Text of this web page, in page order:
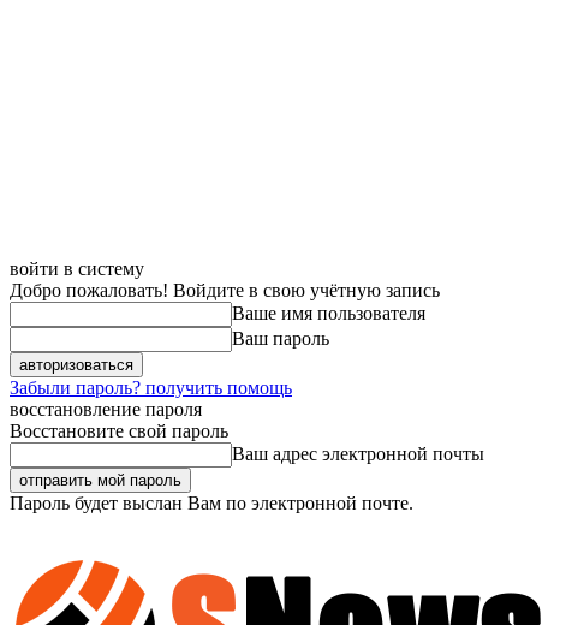
войти в систему
Добро пожаловать! Войдите в свою учётную запись
Ваше имя пользователя
Ваш пароль
Забыли пароль? получить помощь
восстановление пароля
Восстановите свой пароль
Ваш адрес электронной почты
Пароль будет выслан Вам по электронной почте.